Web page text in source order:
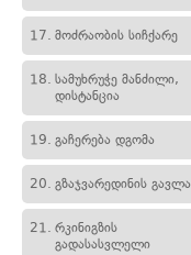
17. მოძრაობის სიჩქარე
18. სამუხრუჭე მანძილი,
დისტანცია
19. გაჩერება დგომა
20. გზაჯვარედინის გავლა
21. რკინიგზის
გადასასვლელი